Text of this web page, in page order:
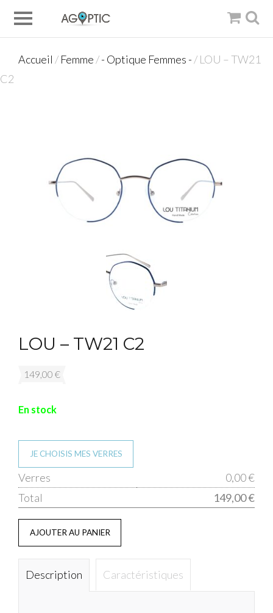
Accueil / Femme /- Optique Femmes - / LOU – TW21
C2
LOU – TW21 C2
149,00 €
En stock
JE CHOISIS MES VERRES
Verres
0,00 €
Total
149,00 €de
Description Caractéristiques